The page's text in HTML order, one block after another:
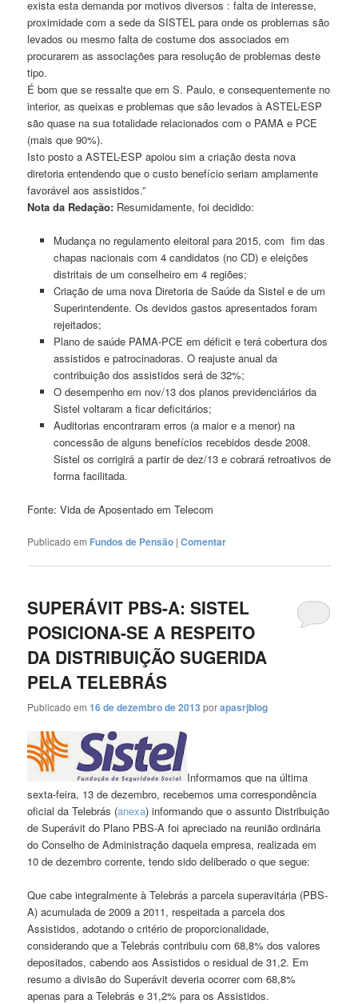
exista esta demanda por motivos diversos : falta de interesse,
proximidade com a sede da SISTEL para onde os problemas são
levados ou mesmo falta de costume dos associados em
procurarem as associações para resolução de problemas deste
tipo.
É bom que se ressalte que em S. Paulo, e consequentemente no
interior, as queixas e problemas que são levados à ASTEL-ESP
são quase na sua totalidade relacionados com o PAMA e PCE
(mais que 90%).
Isto posto a ASTEL-ESP apoiou sim a criação desta nova
diretoria entendendo que o custo benefício seriam amplamente
favorável aos assistidos.”
Nota da Redação: Resumidamente, foi decidido:
Mudança no regulamento eleitoral para 2015, com fim das
chapas nacionais com 4 candidatos (no CD) e eleições
distritais de um conselheiro em 4 regiões;
Criação de uma nova Diretoria de Saúde da Sistel e de um
Superintendente. Os devidos gastos apresentados foram
rejeitados;
Plano de saúde PAMA-PCE em déficit e terá cobertura dos
assistidos e patrocinadoras. O reajuste anual da
contribuição dos assistidos será de 32%;
O desempenho em nov/13 dos planos previdenciários da
Sistel voltaram a ficar deficitários;
Auditorias encontraram erros (a maior e a menor) na
concessão de alguns benefícios recebidos desde 2008.
Sistel os corrigirá a partir de dez/13 e cobrará retroativos de
forma facilitada.
Fonte: Vida de Aposentado em Telecom
Publicado em Fundos de Pensão |Comentar
SUPERÁVIT PBS-A: SISTEL
POSICIONA-SE A RESPEITO
DA DISTRIBUIÇÃO SUGERIDA
PELA TELEBRÁS
Publicado em16 de dezembro de 2013 porapasrjblog
Informamos que na última
sexta-feira, 13 de dezembro, recebemos uma correspondência
oficial da Telebrás (anexa) informando que o assunto Distribuição
de Superávit do Plano PBS-A foi apreciado na reunião ordinária
do Conselho de Administração daquela empresa, realizada em
10 de dezembro corrente, tendo sido deliberado o que segue:
Que cabe integralmente à Telebrás a parcela superavitária (PBS-
A) acumulada de 2009 a 2011, respeitada a parcela dos
Assistidos, adotando o critério de proporcionalidade,
considerando que a Telebrás contribuiu com 68,8% dos valores
depositados, cabendo aos Assistidos o residual de 31,2. Em
resumo a divisão do Superávit deveria ocorrer com 68,8%
apenas para a Telebrás e 31,2% para os Assistidos.